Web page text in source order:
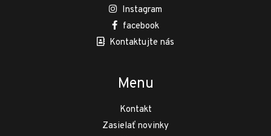
Instagram
facebook
Kontaktujte nás
Menu
Kontakt
Zasielať novinky